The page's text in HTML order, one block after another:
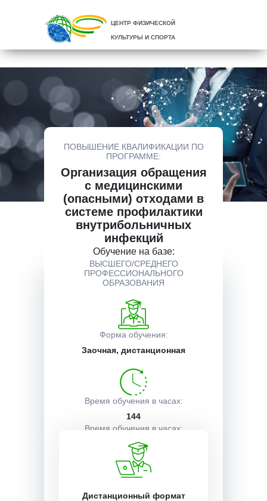
ЦЕНТР ФИЗИЧЕСКОЙ
КУЛЬТУРЫ И СПОРТА
ПОВЫШЕНИЕ КВАЛИФИКАЦИИ ПО
ПРОГРАММЕ:
Организация обращения
с медицинскими
(опасными) отходами в
системе профилактики
внутрибольничных
инфекций
Обучение на базе:
ВЫСШЕГО/СРЕДНЕГО
ПРОФЕССИОНАЛЬНОГО
ОБРАЗОВАНИЯ
Форма обучения:
Заочная, дистанционная
Время обучения в часах:
144
Время обучения в часах:
1 месяц
Учебный план:
Получаемые документы
Условия поступления
Дистанционный формат